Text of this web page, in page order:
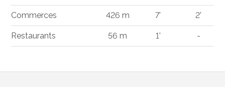
Commerces 426 m 7' 2'
Restaurants 56 m 1' -